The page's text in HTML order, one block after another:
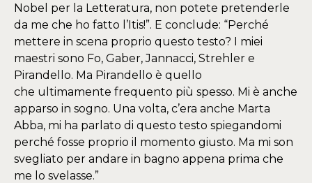
Nobel per la Letteratura, non potete pretenderle
da me che ho fatto l’Itis!”. E conclude: “Perché
mettere in scena proprio questo testo? I miei
maestri sono Fo, Gaber, Jannacci, Strehler e
Pirandello. Ma Pirandello è quello
che ultimamente frequento più spesso. Mi è anche
apparso in sogno. Una volta, c’era anche Marta
Abba, mi ha parlato di questo testo spiegandomi
perché fosse proprio il momento giusto. Ma mi son
svegliato per andare in bagno appena prima che
me lo svelasse.”